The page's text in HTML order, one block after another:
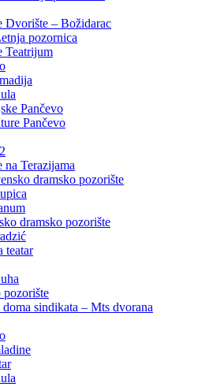
Dvorište – Božidarac
pozornica
Teatrijum
Pančevo
Pančevo
na Terazijama
dramsko pozorište
dramsko pozorište
teatar
pozorište
sindikata – Mts dvorana